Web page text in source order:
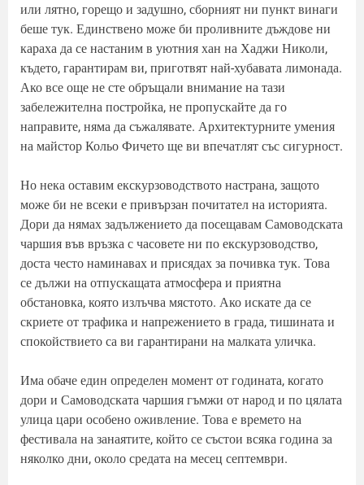
или лятно, горещо и задушно, сборният ни пункт винаги
беше тук. Единствено може би проливните дъждове ни
караха да се настаним в уютния хан на Хаджи Николи,
където, гарантирам ви, приготвят най-хубавата лимонада.
Ако все още не сте обръщали внимание на тази
забележителна постройка, не пропускайте да го
направите, няма да съжалявате. Архитектурните умения
на майстор Кольо Фичето ще ви впечатлят със сигурност.
Но нека оставим екскурзоводството настрана, защото
може би не всеки е привързан почитател на историята.
Дори да нямах задължението да посещавам Самоводската
чаршия във връзка с часовете ни по екскурзоводство,
доста често наминавах и присядах за почивка тук. Това
се дължи на отпускащата атмосфера и приятна
обстановка, която излъчва мястото. Ако искате да се
скриете от трафика и напрежението в града, тишината и
спокойствието са ви гарантирани на малката уличка.
Има обаче един определен момент от годината, когато
дори и Самоводската чаршия гъмжи от народ и по цялата
улица цари особено оживление. Това е времето на
фестивала на занаятите, който се състои всяка година за
няколко дни, около средата на месец септември.